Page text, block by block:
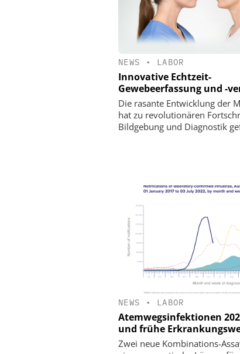
NEWS • LABOR
Innovative Echtzeit-
Gewebeerfassung und -
Die rasante Entwicklung der
hat zu revolutionären
Bildgebung und Diagnostik
NEWS • LABOR
Atemwegsinfektionen
und frühe
Zwei neue Kombinations-